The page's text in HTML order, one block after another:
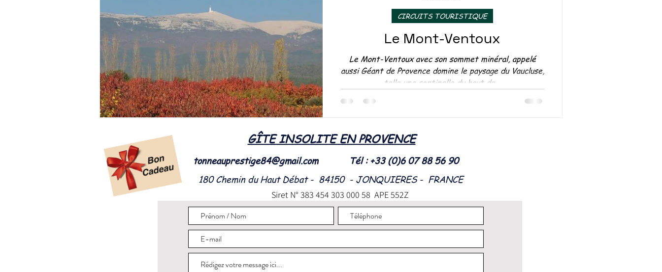
VENTE D'HEBERGEMENTS INSOLITES
Le Mont-Ventoux
Le Mont-Ventoux avec son sommet minéral, appelé
aussi Géant de Provence domine le paysage du Vaucluse,
telle une sentinelle du haut de...
CIRCUITS TOURISTIQUE
GÎTE INSOLITE EN PROVENCE
tonneauprestige84@gmail.com
Tél : +33 (0)6 07 88 56 90
180 Chemin du Haut Débat - 84150 - JONQUIERES - FRANCE
Siret N° 383 454 303 000 58 APE 552Z